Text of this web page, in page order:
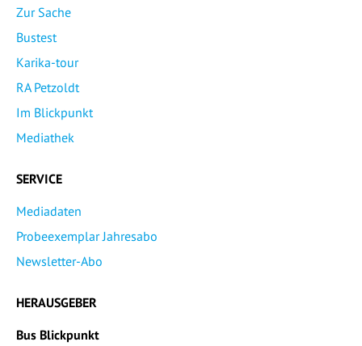
Zur Sache
Bustest
Karika-tour
RA Petzoldt
Im Blickpunkt
Mediathek
SERVICE
Mediadaten
Probeexemplar Jahresabo
Newsletter-Abo
HERAUSGEBER
Bus Blickpunkt